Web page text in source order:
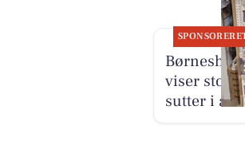
viser stort
sutter i